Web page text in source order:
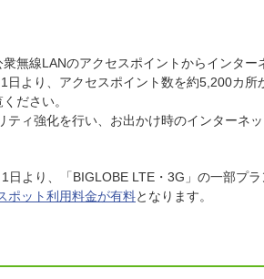
無線LANのアクセスポイントからインター
日より、アクセスポイント数を約5,200カ所
ださい。
ィ強化を行い、お出かけ時のインターネ
日より、「BIGLOBE LTE・3G」の一部プ
ポット利用料金が有料となります。